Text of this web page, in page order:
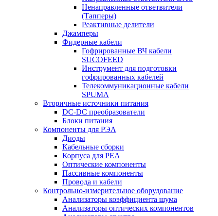
Ненаправленные ответвители
(Тапперы)
Реактивные делители
Джамперы
Фидерные кабели
Гофрированные ВЧ кабели
SUCOFEED
Инструмент для подготовки
гофрированных кабелей
Телекоммуникационные кабели
SPUMA
Вторичные источники питания
DC-DC преобразователи
Блоки питания
Компоненты для РЭА
Диоды
Кабельные сборки
Корпуса для РЕА
Оптические компоненты
Пассивные компоненты
Провода и кабели
Контрольно-измерительное оборудование
Анализаторы коэффициента шума
Анализаторы оптических компонентов